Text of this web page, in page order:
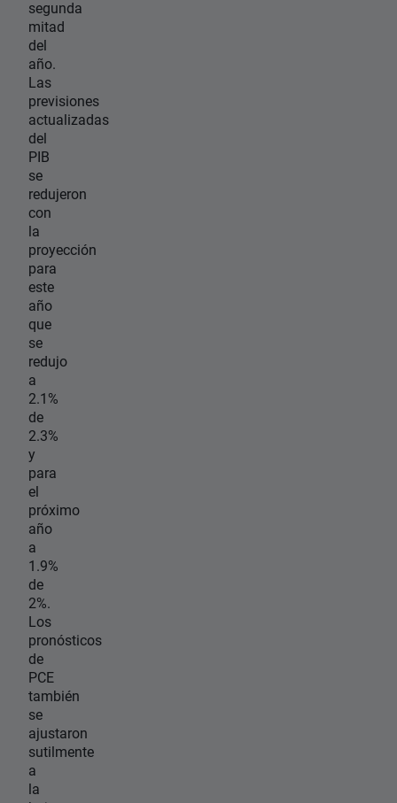
segunda
mitad
del
año.
Las
previsiones
actualizadas
del
PIB
se
redujeron
con
la
proyección
para
este
año
que
se
redujo
a
2.1%
de
2.3%
y
para
el
próximo
año
a
1.9%
de
2%.
Los
pronósticos
de
PCE
también
se
ajustaron
sutilmente
a
la